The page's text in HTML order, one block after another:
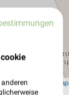
|©OpenStreetMap